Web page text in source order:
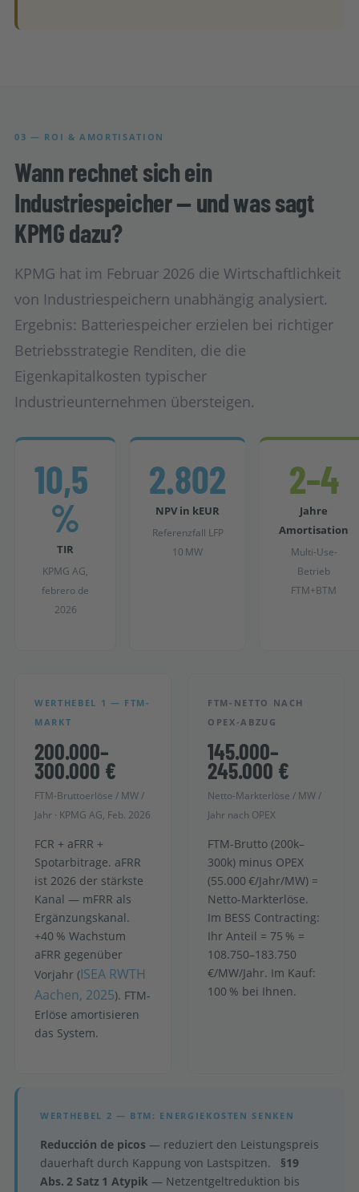
03 — ROI & AMORTISATION
Wann rechnet sich ein
Industriespeicher — und was sagt
KPMG dazu?
KPMG hat im Februar 2026 die Wirtschaftlichkeit
von Industriespeichern unabhängig analysiert.
Ergebnis: Batteriespeicher erzielen bei richtiger
Betriebsstrategie Renditen, die die
Eigenkapitalkosten typischer
Industrieunternehmen übersteigen.
10,5
%
TIR
KPMG AG,
febrero de
2026
2.802
NPV in kEUR
Referenzfall LFP
10 MW
2–4
Jahre
Amortisation
Multi-Use-
Betrieb
FTM+BTM
WERTHEBEL 1 — FTM-
MARKT
200.000–
300.000 €
FTM-Bruttoerlöse / MW /
Jahr · KPMG AG, Feb. 2026
FCR + aFRR +
Spotarbitrage. aFRR
ist 2026 der stärkste
Kanal — mFRR als
Ergänzungskanal.
+40 % Wachstum
aFRR gegenüber
Vorjahr (ISEA RWTH
Aachen, 2025). FTM-
Erlöse amortisieren
das System.
FTM-NETTO NACH
OPEX-ABZUG
145.000–
245.000 €
Netto-Markterlöse / MW /
Jahr nach OPEX
FTM-Brutto (200k–
300k) minus OPEX
(55.000 €/Jahr/MW) =
Netto-Markterlöse.
Im BESS Contracting:
Ihr Anteil = 75 % =
108.750–183.750
€/MW/Jahr. Im Kauf:
100 % bei Ihnen.
WERTHEBEL 2 — BTM: ENERGIEKOSTEN SENKEN
Reducción de picos — reduziert den Leistungspreis
dauerhaft durch Kappung von Lastspitzen. §19
Abs. 2 Satz 1 Atypik — Netzentgeltreduktion bis